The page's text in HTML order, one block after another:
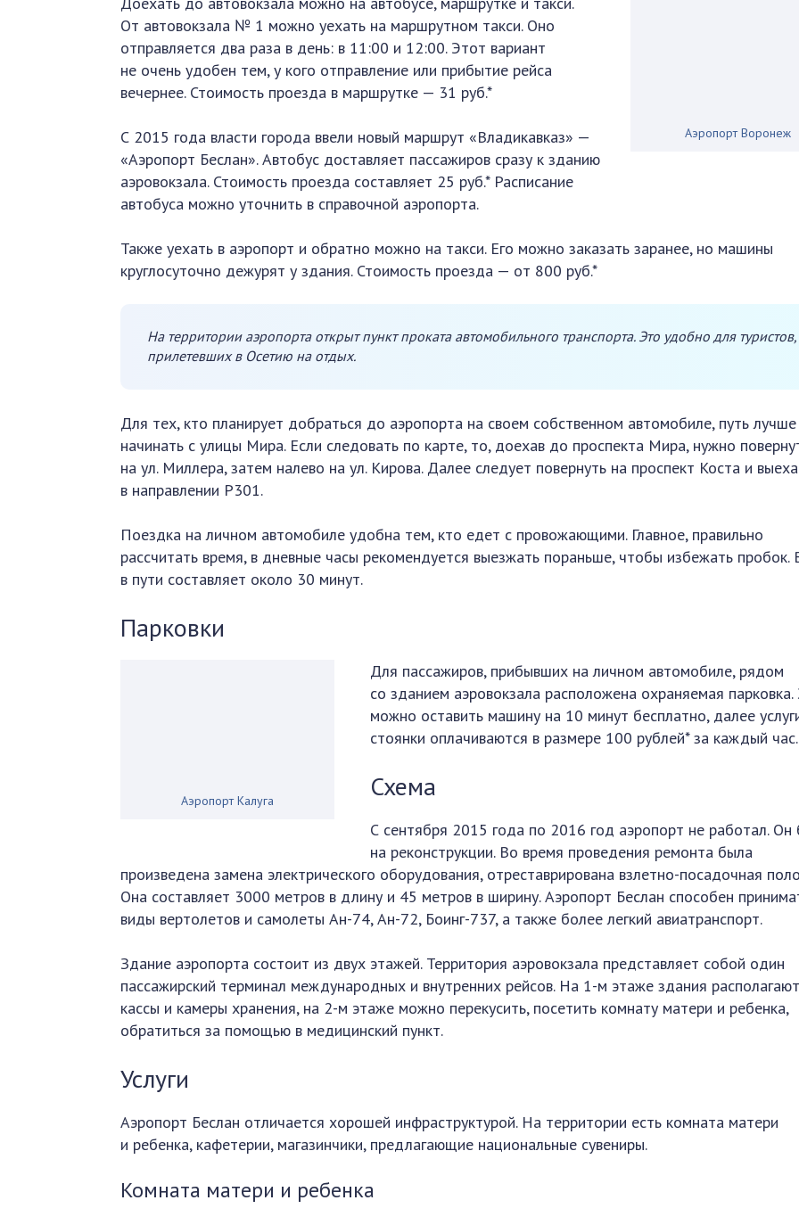
Аэропорт Воронеж
От автовокзала № 1 можно уехать на маршрутном такси. Оно
отправляется два раза в день: в 11:00 и 12:00. Этот вариант
не очень удобен тем, у кого отправление или прибытие рейса
вечернее. Стоимость проезда в маршрутке — 31 руб.*
С 2015 года власти города ввели новый маршрут «Владикавказ» —
«Аэропорт Беслан». Автобус доставляет пассажиров сразу к зданию
аэровокзала. Стоимость проезда составляет 25 руб.* Расписание
автобуса можно уточнить в справочной аэропорта.
Также уехать в аэропорт и обратно можно на такси. Его можно заказать заранее, но машины
круглосуточно дежурят у здания. Стоимость проезда — от 800 руб.*
На территории аэропорта открыт пункт проката автомобильного транспорта. Это удобно для туристов,
прилетевших в Осетию на отдых.
Для тех, кто планирует добраться до аэропорта на своем собственном автомобиле, путь лучше
начинать с улицы Мира. Если следовать по карте, то, доехав до проспекта Мира, нужно
на ул. Миллера, затем налево на ул. Кирова. Далее следует повернуть на проспект Коста и
в направлении Р301.
Поездка на личном автомобиле удобна тем, кто едет с провожающими. Главное, правильно
рассчитать время, в дневные часы рекомендуется выезжать пораньше, чтобы избежать пробок.
в пути составляет около 30 минут.
Парковки
Аэропорт Калуга
Для пассажиров, прибывших на личном автомобиле, рядом
со зданием аэровокзала расположена охраняемая парковка.
можно оставить машину на 10 минут бесплатно, далее
стоянки оплачиваются в размере 100 рублей* за каждый час.
Схема
С сентября 2015 года по 2016 год аэропорт не работал. Он
на реконструкции. Во время проведения ремонта была
произведена замена электрического оборудования, отреставрирована взлетно-посадочная
Она составляет 3000 метров в длину и 45 метров в ширину. Аэропорт Беслан способен
виды вертолетов и самолеты Ан-74, Ан-72, Боинг-737, а также более легкий авиатранспорт.
Здание аэропорта состоит из двух этажей. Территория аэровокзала представляет собой один
пассажирский терминал международных и внутренних рейсов. На 1-м этаже здания
кассы и камеры хранения, на 2-м этаже можно перекусить, посетить комнату матери и ребенка,
обратиться за помощью в медицинский пункт.
Услуги
Аэропорт Беслан отличается хорошей инфраструктурой. На территории есть комната матери
и ребенка, кафетерии, магазинчики, предлагающие национальные сувениры.
Комната матери и ребенка